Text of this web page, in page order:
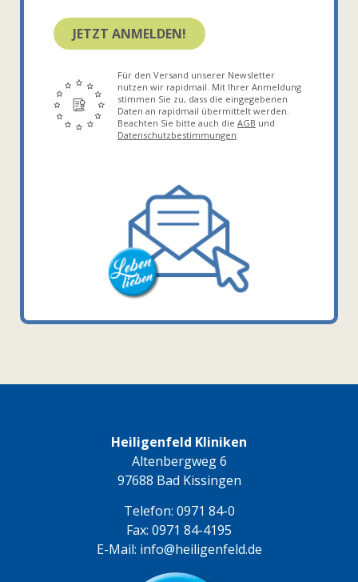
JETZT ANMELDEN!
Für den Versand unserer Newsletter
nutzen wir rapidmail. Mit Ihrer Anmeldung
stimmen Sie zu, dass die eingegebenen
Daten an rapidmail übermittelt werden.
Beachten Sie bitte auch die AGB und
Datenschutzbestimmungen
Heiligenfeld Kliniken
Altenbergweg 6
97688 Bad Kissingen
Telefon: 0971 84-0
Fax: 0971 84-4195
E-Mail: info@heiligenfeld.de